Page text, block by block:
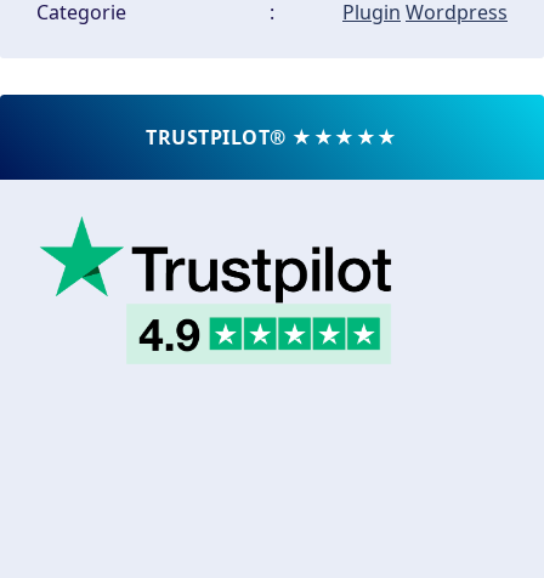
Categorie : Plugin Wordpress
TRUSTPILOT® ★★★★★